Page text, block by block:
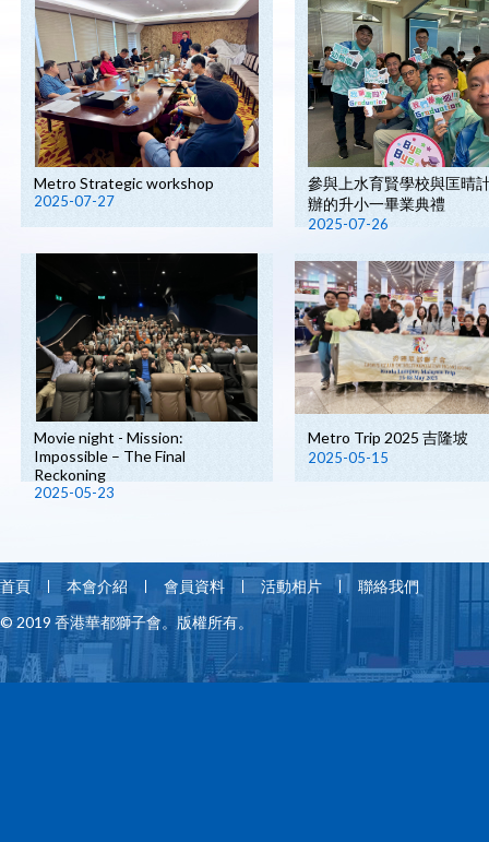
Metro Strategic workshop
2025-07-27
參與上水育賢學校與匡晴
辦的升小一畢業典禮
2025-07-26
Movie night - Mission:
Impossible – The Final
Reckoning
2025-05-23
Metro Trip 2025 吉隆坡
2025-05-15
首頁 本會介紹 會員資料 活動相片
聯絡我們
© 2019 香港華都獅子會。版權所有。